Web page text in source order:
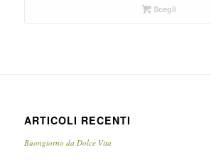
Scegli
ARTICOLI RECENTI
Buongiorno da Dolce Vita